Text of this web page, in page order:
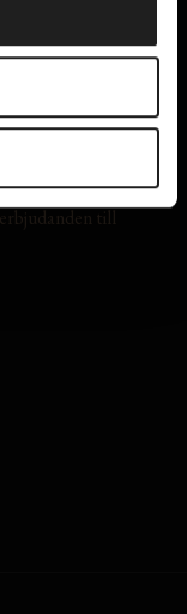
min mejladress
till